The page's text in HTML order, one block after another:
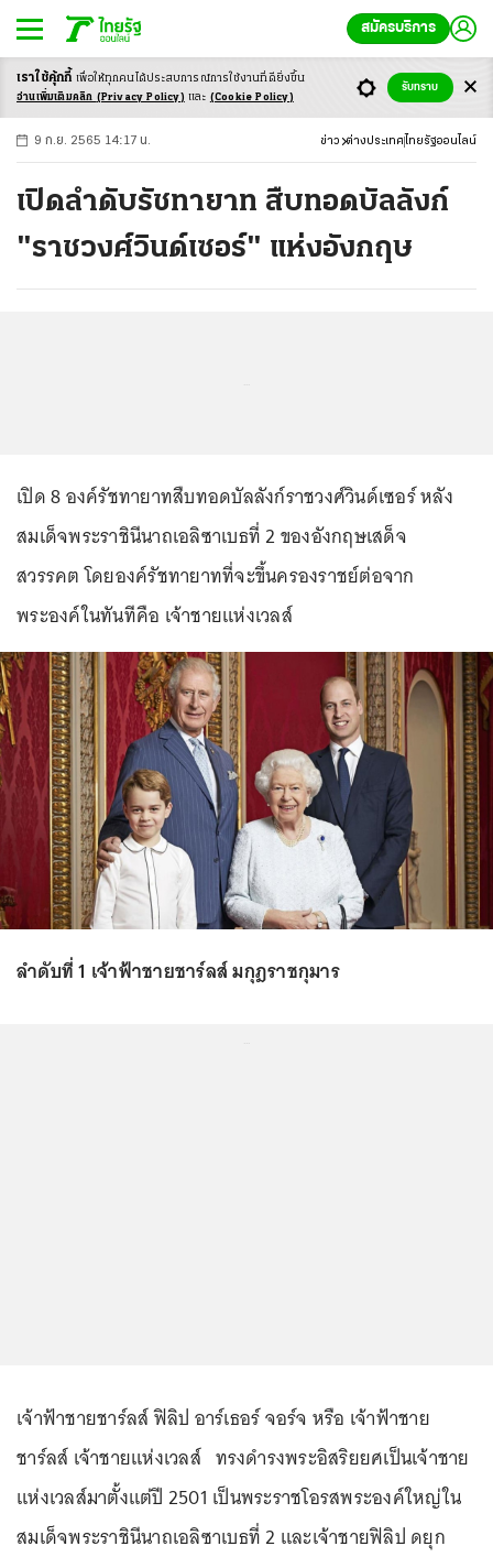
สมัครบริการ
-ก ก ก+
9 ก.ย. 2565 14:17 น. ข่าว ต่างประเทศ ไทยรัฐออนไลน์
เปิดลำดับรัชทายาท สืบทอดบัลลังก์
"ราชวงศ์วินด์เซอร์" แห่งอังกฤษ
เปิด 8 องค์รัชทายาทสืบทอดบัลลังก์ราชวงศ์วินด์เซอร์ หลัง
สมเด็จพระราชินีนาถเอลิซาเบธที่ 2 ของอังกฤษเสด็จ
สวรรคต โดยองค์รัชทายาทที่จะขึ้นครองราชย์ต่อจาก
พระองค์ในทันทีคือ เจ้าชายแห่งเวลส์
ลำดับที่ 1 เจ้าฟ้าชายชาร์ลส์ มกุฎราชกุมาร
เจ้าฟ้าชายชาร์ลส์ ฟิลิป อาร์เธอร์ จอร์จ หรือ เจ้าฟ้าชาย
ชาร์ลส์ เจ้าชายแห่งเวลส์ ทรงดำรงพระอิสริยยศเป็นเจ้าชาย
แห่งเวลส์มาตั้งแต่ปี 2501 เป็นพระราชโอรสพระองค์ใหญ่ใน
สมเด็จพระราชินีนาถเอลิซาเบธที่ 2 และเจ้าชายฟิลิป ดยุก
เราใช้คุ้กกี้ เพื่อให้ทุกคนได้ประสบการณ์การใช้งานที่ดียิ่งขึ้น
อ่านเพิ่มเติมคลิก (Privacy Policy) และ (Cookie Policy)
รับทราบ